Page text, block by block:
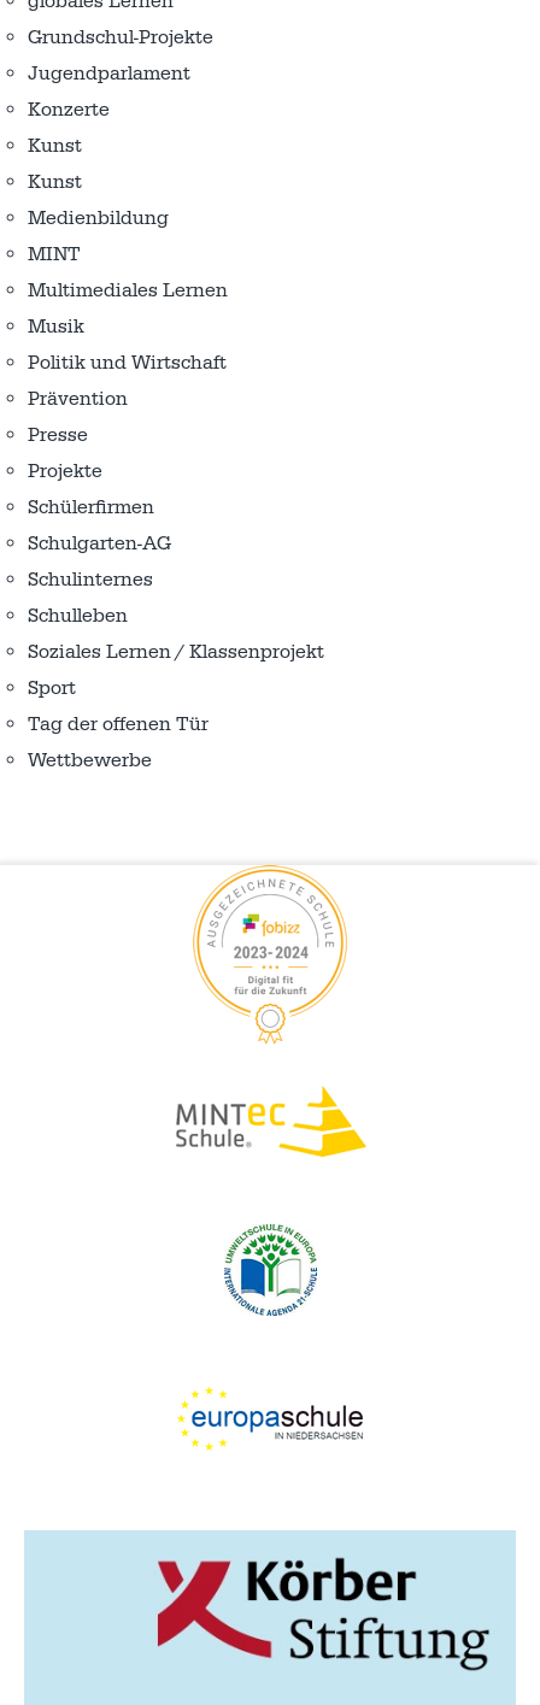
Grundschul-Projekte
Jugendparlament
Konzerte
Kunst
Kunst
Medienbildung
MINT
Multimediales Lernen
Musik
Politik und Wirtschaft
Prävention
Presse
Projekte
Schülerfirmen
Schulgarten-AG
Schulinternes
Schulleben
Soziales Lernen / Klassenprojekt
Sport
Tag der offenen Tür
Wettbewerbe